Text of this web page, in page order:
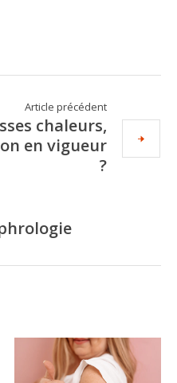
Article précédent
chaleurs,
en vigueur
?